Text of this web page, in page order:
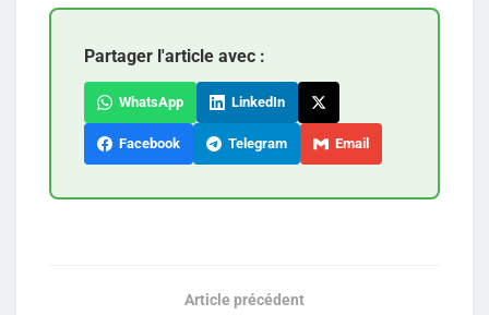
Partager l'article avec :
WhatsApp LinkedIn
Facebook Telegram Email
Article précédent